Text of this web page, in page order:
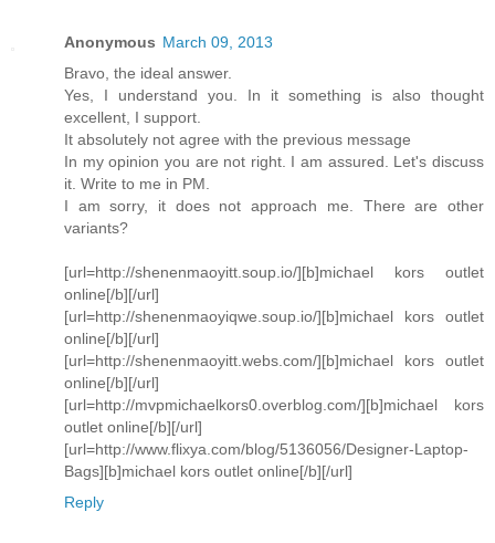
Anonymous March 09, 2013
Bravo, the ideal answer.
Yes, I understand you. In it something is also thought
excellent, I support.
It absolutely not agree with the previous message
In my opinion you are not right. I am assured. Let's discuss
it. Write to me in PM.
I am sorry, it does not approach me. There are other
variants?
[url=http://shenenmaoyitt.soup.io/][b]michael kors outlet
online[/b][/url]
[url=http://shenenmaoyiqwe.soup.io/][b]michael kors outlet
online[/b][/url]
[url=http://shenenmaoyitt.webs.com/][b]michael kors outlet
online[/b][/url]
[url=http://mvpmichaelkors0.overblog.com/][b]michael kors
outlet online[/b][/url]
[url=http://www.flixya.com/blog/5136056/Designer-Laptop-
Bags][b]michael kors outlet online[/b][/url]
Reply